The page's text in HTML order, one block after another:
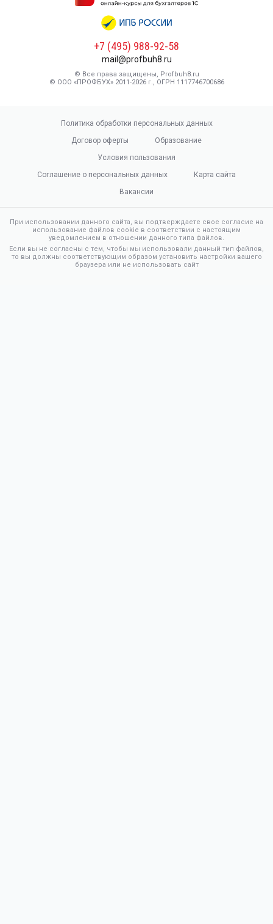
+7 (495) 988-92-58
mail@profbuh8.ru
© Все права защищены, Profbuh8.ru
© ООО «ПРОФБУХ» 2011-2026 г., ОГРН 1117746700686
Политика обработки персональных данных
Договор оферты
Образование
Условия пользования
Соглашение о персональных данных
Карта сайта
Вакансии
При использовании данного сайта, вы подтверждаете свое согласие на
использование файлов cookie в соответствии с настоящим
уведомлением в отношении данного типа файлов.
Если вы не согласны с тем, чтобы мы использовали данный тип файлов,
то вы должны соответствующим образом установить настройки вашего
браузера или не использовать сайт